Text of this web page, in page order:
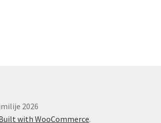
2026
with WooCommerce.